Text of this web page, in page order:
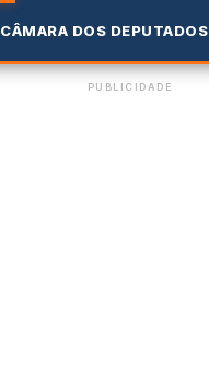
CÂMARA DOS DEPUTADOS
PUBLICIDADE